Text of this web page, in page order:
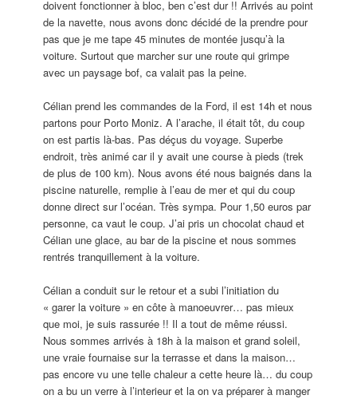
doivent fonctionner à bloc, ben c’est dur !! Arrivés au point
de la navette, nous avons donc décidé de la prendre pour
pas que je me tape 45 minutes de montée jusqu’à la
voiture. Surtout que marcher sur une route qui grimpe
avec un paysage bof, ca valait pas la peine.
Célian prend les commandes de la Ford, il est 14h et nous
partons pour Porto Moniz. A l’arache, il était tôt, du coup
on est partis là-bas. Pas déçus du voyage. Superbe
endroit, très animé car il y avait une course à pieds (trek
de plus de 100 km). Nous avons été nous baignés dans la
piscine naturelle, remplie à l’eau de mer et qui du coup
donne direct sur l’océan. Très sympa. Pour 1,50 euros par
personne, ca vaut le coup. J’ai pris un chocolat chaud et
Célian une glace, au bar de la piscine et nous sommes
rentrés tranquillement à la voiture.
Célian a conduit sur le retour et a subi l’initiation du
« garer la voiture » en côte à manoeuvrer… pas mieux
que moi, je suis rassurée !! Il a tout de même réussi.
Nous sommes arrivés à 18h à la maison et grand soleil,
une vraie fournaise sur la terrasse et dans la maison…
pas encore vu une telle chaleur a cette heure là… du coup
on a bu un verre à l’interieur et la on va préparer à manger